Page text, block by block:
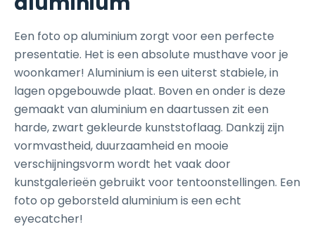
Een foto op aluminium zorgt voor een perfecte
presentatie. Het is een absolute musthave voor je
woonkamer! Aluminium is een uiterst stabiele, in
lagen opgebouwde plaat. Boven en onder is deze
gemaakt van aluminium en daartussen zit een
harde, zwart gekleurde kunststoflaag. Dankzij zijn
vormvastheid, duurzaamheid en mooie
verschijningsvorm wordt het vaak door
kunstgalerieën gebruikt voor tentoonstellingen. Een
foto op geborsteld aluminium is een echt
eyecatcher!